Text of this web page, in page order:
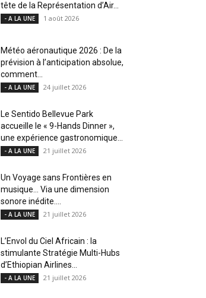
tête de la Représentation d’Air...
- A LA UNE 1 août 2026
Météo aéronautique 2026 : De la
prévision à l’anticipation absolue,
comment...
- A LA UNE 24 juillet 2026
Le Sentido Bellevue Park
accueille le « 9-Hands Dinner »,
une expérience gastronomique...
- A LA UNE 21 juillet 2026
Un Voyage sans Frontières en
musique… Via une dimension
sonore inédite....
- A LA UNE 21 juillet 2026
L’Envol du Ciel Africain : la
stimulante Stratégie Multi-Hubs
d’Ethiopian Airlines...
- A LA UNE 21 juillet 2026